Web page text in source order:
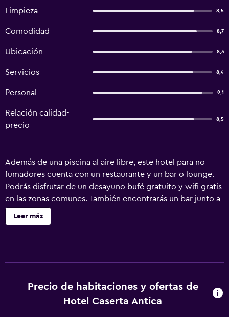
Limpieza 8,5
Comodidad 8,7
Ubicación 8,3
Servicios 8,4
Personal 9,1
Relación calidad-
precio
8,5
Además de una piscina al aire libre, este hotel para no
fumadores cuenta con un restaurante y un bar o lounge.
Podrás disfrutar de un desayuno bufé gratuito y wifi gratis
en las zonas comunes. También encontrarás un bar junto a
la piscina, un bar-cafetería y una bañera de hidromasaje.
Hotel Caserta Antica ofrece 20 alojamientos con minibar y
Internet wifi gratis. Los servicios para las personas de
negocios incluyen escritorio y teléfono. Se ofrece servicio
Leer más
Precio de habitaciones y ofertas de
Hotel Caserta Antica